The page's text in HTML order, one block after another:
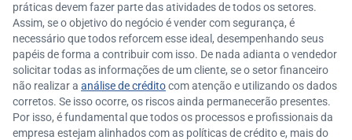
práticas devem fazer parte das atividades de todos os setores.
Assim, se o objetivo do negócio é vender com segurança, é
necessário que todos reforcem esse ideal, desempenhando seus
papéis de forma a contribuir com isso. De nada adianta o vendedor
solicitar todas as informações de um cliente, se o setor financeiro
não realizar a análise de créditocom atenção e utilizando os dados
corretos. Se isso ocorre, os riscos ainda permanecerão presentes.
Por isso, é fundamental que todos os processos e profissionais da
empresa estejam alinhados com as políticas de crédito e, mais do